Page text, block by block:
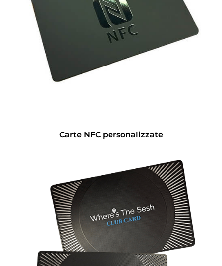
Carte NFC personalizzate